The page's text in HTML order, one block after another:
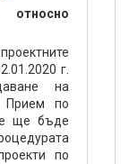
срок за
е
по
наличен
прием за
ще бъде
относно
г.
на
Прием по
ще бъде
по